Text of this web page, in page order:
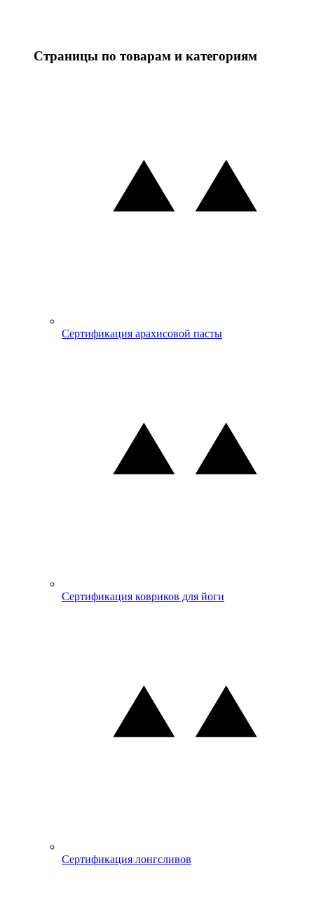
Страницы по товарам и категориям
Сертификация арахисовой пасты
Сертификация ковриков для йоги
Сертификация лонгсливов